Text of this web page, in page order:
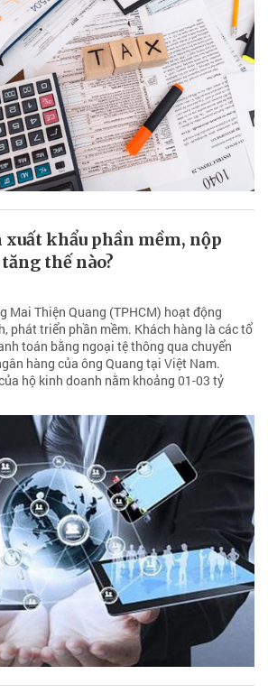
khẩu phần mềm, nộp
thế nào?
Mai Thiện Quang (TPHCM) hoạt động
phát triển phần mềm. Khách hàng là các tổ
toán bằng ngoại tệ thông qua chuyển
hàng của ông Quang tại Việt Nam.
hộ kinh doanh nằm khoảng 01-03 tỷ